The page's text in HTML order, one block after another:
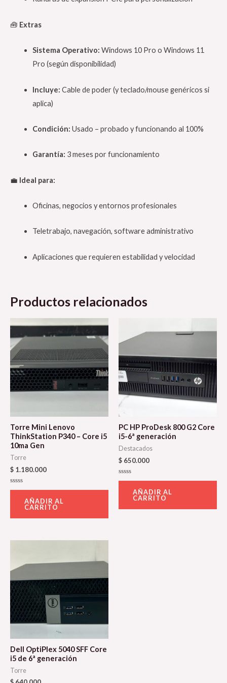
🧰 Extras
Sistema Operativo: Windows 10 Pro o Windows 11
Pro (según disponibilidad)
Incluye: Cable de poder (y teclado/mouse genéricos si
aplica)
Condición: Usado – probado y funcionando al 100%
Garantía: 3 meses por funcionamiento
💼 Ideal para:
Oficinas, negocios y entornos profesionales
Teletrabajo, navegación, software administrativo
Aplicaciones que requieren estabilidad y velocidad
Productos relacionados
Torre Mini Lenovo
ThinkStation P340 – Core i5
10ma Gen
Torre
$ 1.180.000
Valorado
AÑADIR AL
CARRITO
PC HP ProDesk 800 G2 Core
i5-6ª generación
Destacados
$ 650.000
Valorado
AÑADIR AL
CARRITO
Dell OptiPlex 5040 SFF Core
i5 de 6ª generación
Torre